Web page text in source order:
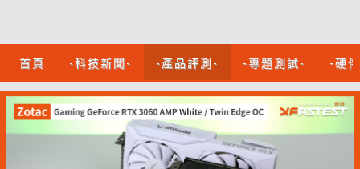
首頁 -科技新聞- -產品評測- -專題測試- -硬